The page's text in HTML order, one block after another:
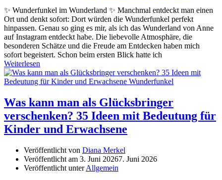
✨ Wunderfunkel im Wunderland ✨ Manchmal entdeckt man einen
Ort und denkt sofort: Dort würden die Wunderfunkel perfekt
hinpassen. Genau so ging es mir, als ich das Wunderland von Anne
auf Instagram entdeckt habe. Die liebevolle Atmosphäre, die
besonderen Schätze und die Freude am Entdecken haben mich
sofort begeistert. Schon beim ersten Blick hatte ich
Weiterlesen
Was kann man als Glücksbringer
verschenken? 35 Ideen mit Bedeutung für
Kinder und Erwachsene
Veröffentlicht von Diana Merkel
Veröffentlicht am 3. Juni 20267. Juni 2026
Veröffentlicht unterAllgemein